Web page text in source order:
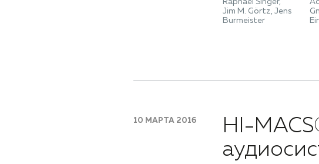
Raphael Singer,
Jim M. Görtz, Jens
Burmeister
10 МАРТА 2016
HI-